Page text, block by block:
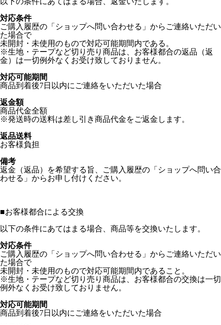
対応条件
ご購入履歴の「ショップへ問い合わせる」からご連絡いただい
た場合で
未開封・未使用のもので対応可能期間内である。
※生地・テープなど切り売り商品は、お客様都合の返品（返
金）は一切例外なくお受け致しておりません。
対応可能期間
商品到着後7日以内にご連絡をいただいた場合
返金額
商品代金全額
※発送時の送料は差し引き商品代金をご返金します。
返品送料
お客様負担
備考
返金（返品）を希望する旨、ご購入履歴の「ショップへ問い合
わせる」からお申し付けください。
■お客様都合による交換
以下の条件にあてはまる場合、商品等を交換いたします。
対応条件
ご購入履歴の「ショップへ問い合わせる」からご連絡いただい
た場合で
未開封・未使用のもので対応可能期間内であること。
※生地・テープなど切り売り商品は、お客様都合の交換は一切
例外なくお受け致しておりません。
対応可能期間
商品到着後7日以内にご連絡をいただいた場合